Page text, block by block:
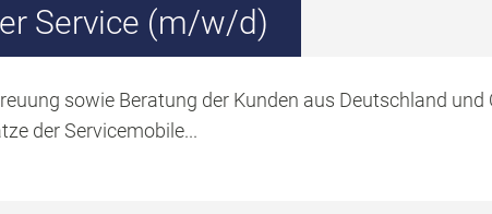
Service (m/w/d)
sowie Beratung der Kunden aus Deutschland
der Servicemobile...